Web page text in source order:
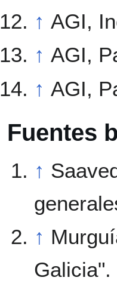
↑ AGI,
↑ AGI,
↑ AGI,
Fuentes
↑
↑
Galicia".